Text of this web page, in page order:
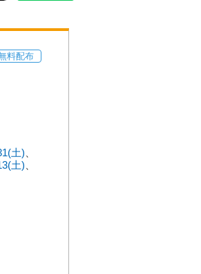
料配布
土)
土)